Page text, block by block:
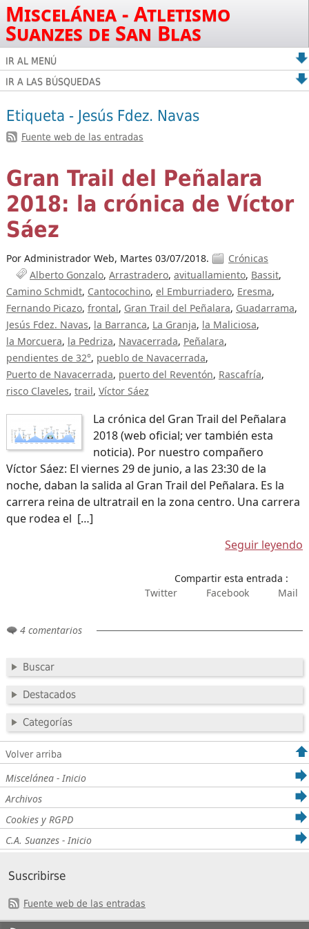
Miscelánea - Atletismo
Suanzes de San Blas
IR AL MENÚ
IR A LAS BÚSQUEDAS
Etiqueta - Jesús Fdez. Navas
Fuente web de las entradas
Gran Trail del Peñalara
2018: la crónica de Víctor
Sáez
Por Administrador Web, Martes 03/07/2018.
Crónicas
Alberto Gonzalo Arrastradero avituallamiento Bassit
Camino Schmidt Cantocochino el Emburriadero Eresma
Fernando Picazo frontal Gran Trail del Peñalara Guadarrama
Jesús Fdez. Navas la Barranca La Granja la Maliciosa
la Morcuera la Pedriza Navacerrada Peñalara
pendientes de 32° pueblo de Navacerrada
Puerto de Navacerrada puerto del Reventón Rascafría
risco Claveles trail Víctor Sáez
La crónica del Gran Trail del Peñalara
2018 (web oficial; ver también esta
noticia). Por nuestro compañero
Víctor Sáez: El viernes 29 de junio, a las 23:30 de la
noche, daban la salida al Gran Trail del Peñalara. Es la
carrera reina de ultratrail en la zona centro. Una carrera
que rodea el […]
Seguir leyendo
Compartir esta entrada :
Twitter
Facebook Mail
4 comentarios
Buscar
Destacados
Categorías
Volver arriba
Miscelánea - Inicio
Archivos
Cookies y RGPD
C.A. Suanzes - Inicio
Suscribirse
Fuente web de las entradas